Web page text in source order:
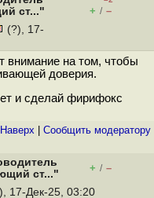
ст..."
+ / –
(?), 17-
внимание на том, чтобы
доверия.
и сделай фирифокс
Наверх Cообщить модератору
ст..."
+ / –
17-Дек-25, 03:20